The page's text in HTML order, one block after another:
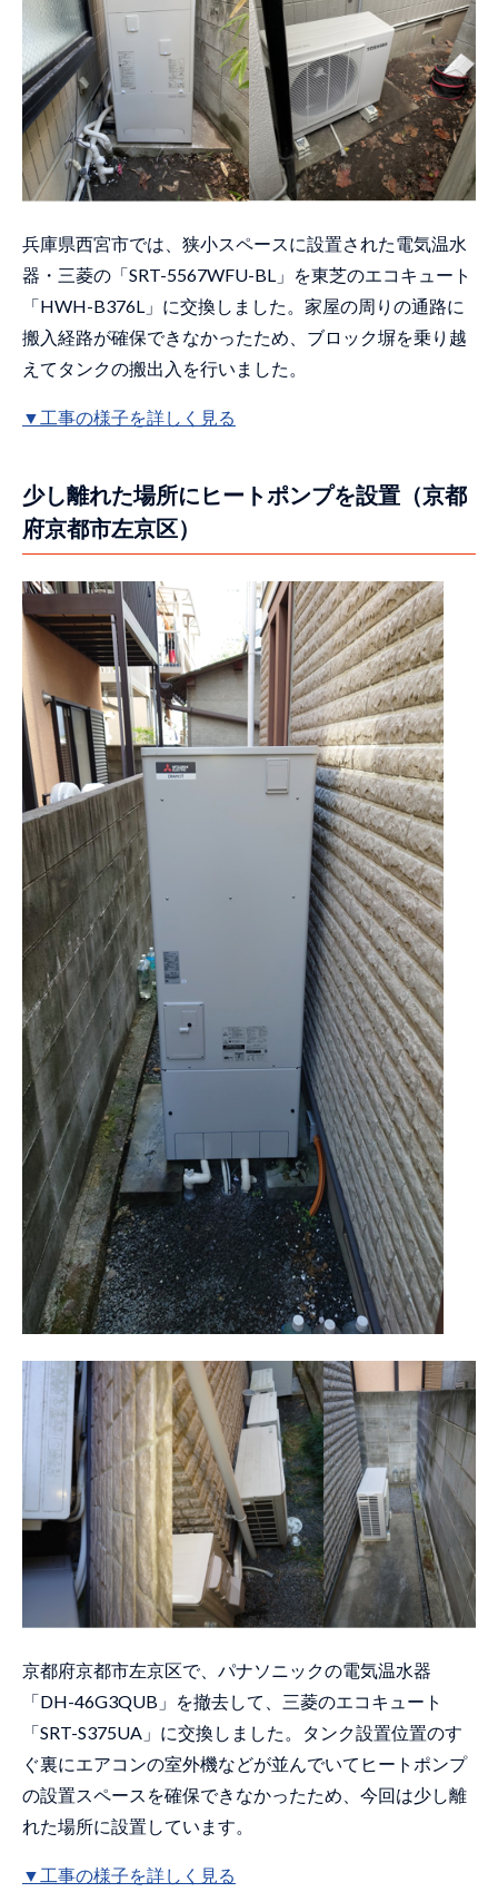
兵庫県西宮市では、狭小スペースに設置された電気温水
器・三菱の「SRT-5567WFU-BL」を東芝のエコキュート
「HWH-B376L」に交換しました。家屋の周りの通路に
搬入経路が確保できなかったため、ブロック塀を乗り越
えてタンクの搬出入を行いました。
▼工事の様子を詳しく見る
少し離れた場所にヒートポンプを設置（京都
府京都市左京区）
京都府京都市左京区で、パナソニックの電気温水器
「DH-46G3QUB」を撤去して、三菱のエコキュート
「SRT-S375UA」に交換しました。タンク設置位置のす
ぐ裏にエアコンの室外機などが並んでいてヒートポンプ
の設置スペースを確保できなかったため、今回は少し離
れた場所に設置しています。
▼工事の様子を詳しく見る